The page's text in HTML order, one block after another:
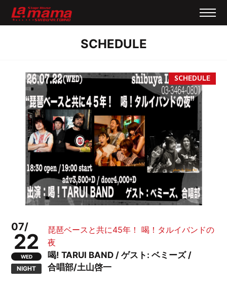
SCHEDULE
07/
22
WED
NIGHT
琵琶ベースと共に45年！ 喝！タルイバンドの
夜
喝! TARUI BAND / ゲスト: ベミーズ /
合唱部/土山啓一